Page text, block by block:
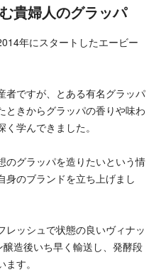
貴婦人のグラッパ
年にスタートしたエービー
者ですが、とある有名グラッパ
ときからグラッパの香りや味わ
学んできました。
のグラッパを造りたいという情
身のブランドを立ち上げまし
レッシュで状態の良いヴィナッ
造後いち早く輸送し、発酵段
す。